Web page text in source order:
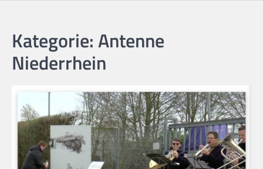
Kategorie:Antenne
Niederrhein